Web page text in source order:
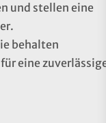
und stellen eine
behalten
eine